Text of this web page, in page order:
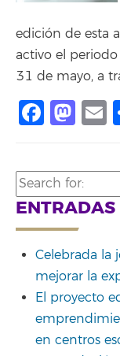
edición de esta
activo el
31 de mayo, a
Search
for:
ENTRADAS
Celebrada la
mejorar la
El proyecto
en centros